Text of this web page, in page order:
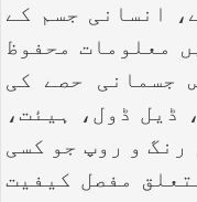
انسانی جسم کے
معلومات محفوظ
جسمانی حصے کی
ڈیل ڈول، ہیئت،
و روپ جو کسی
مفصل کیفیت